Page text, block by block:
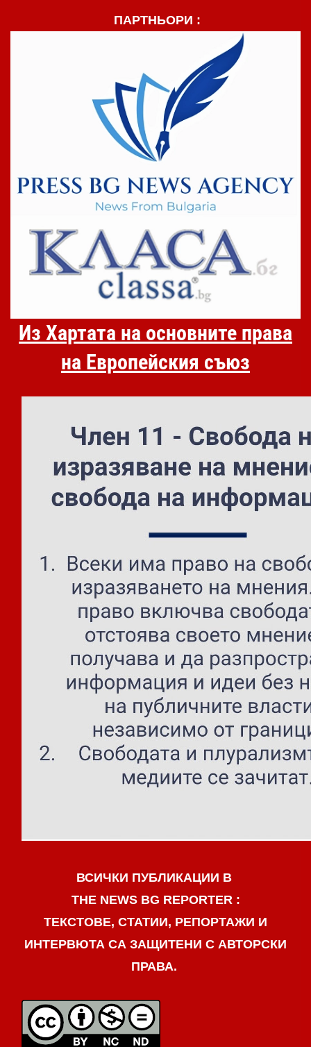
ПАРТНЬОРИ :
Из Хартата на основните права
на Европейския съюз
ВСИЧКИ ПУБЛИКАЦИИ В
THE NEWS BG REPORTER :
ТЕКСТОВЕ, СТАТИИ, РЕПОРТАЖИ И
ИНТЕРВЮТА СА ЗАЩИТЕНИ С АВТОРСКИ
ПРАВА.